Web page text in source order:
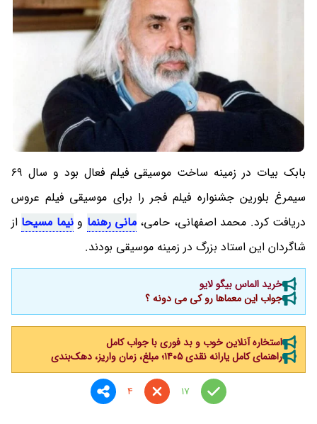
بابک بیات در زمینه ساخت موسیقی فیلم فعال بود و سال 69
سیمرغ بلورین جشنواره فیلم فجر را برای موسیقی فیلم عروس
دریافت کرد. محمد اصفهانی، حامی، مانی رهنما ونیما مسیحا از
شاگردان این استاد بزرگ در زمینه موسیقی بودند.
خرید الماس بیگو لایو
جواب این معماها رو کی می دونه ؟
استخاره آنلاین خوب و بد فوری با جواب کامل
راهنمای کامل یارانه نقدی ۱۴۰۵؛ مبلغ، زمان واریز، دهک‌بندی
17
4